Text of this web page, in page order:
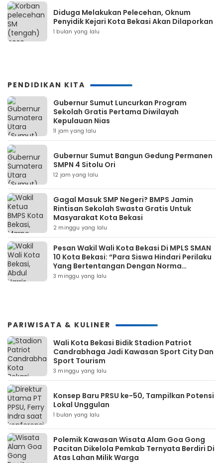
Diduga Melakukan Pelecehan, Oknum
Penyidik Kejari Kota Bekasi Akan Dilaporkan
1 bulan yang lalu
PENDIDIKAN KITA
Gubernur Sumut Luncurkan Program
Sekolah Gratis Pertama Diwilayah
Kepulauan Nias
11 jam yang lalu
Gubernur Sumut Bangun Gedung Permanen
SMPN 4 Sitolu Ori
12 jam yang lalu
Gagal Masuk SMP Negeri? BMPS Jamin
Rintisan Sekolah Swasta Gratis Untuk
Masyarakat Kota Bekasi
2 minggu yang lalu
Pesan Wakil Wali Kota Bekasi Di MPLS SMAN
10 Kota Bekasi: “Para Siswa Hindari Perilaku
Yang Bertentangan Dengan Norma
Masyarakat Maupun Agama”
3 minggu yang lalu
PARIWISATA & KULINER
Wali Kota Bekasi Bidik Stadion Patriot
Candrabhaga Jadi Kawasan Sport City Dan
Sport Tourism
3 minggu yang lalu
Konsep Baru PRSU ke-50, Tampilkan Potensi
Lokal Unggulan
1 bulan yang lalu
Polemik Kawasan Wisata Alam Goa Gong
Pacitan Dikelola Pemkab Ternyata Berdiri Di
Atas Lahan Milik Warga